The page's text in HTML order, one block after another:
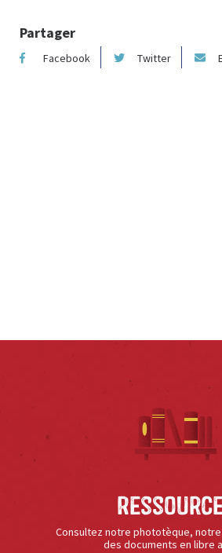
Partager
Facebook Twitter
Consultez notre phototèque,
des documents en libre